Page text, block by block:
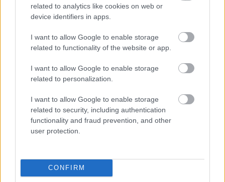
related to analytics like cookies on web or
device identifiers in apps.
I want to allow Google to enable storage
related to functionality of the website or app.
I want to allow Google to enable storage
related to personalization.
I want to allow Google to enable storage
related to security, including authentication
functionality and fraud prevention, and other
user protection.
CONFIRM
Lehet más a munkahelyi menza!
2017. november 14.
A Prezi sokszor előkerül sikersztoriként: magyar
alapítók nemzetközileg elismerést szerzett ötlete; az
ország egyik legmenőbb irodája; a munkahely, ahol
nem számít, ha reggel késel; ja igen, és egyébként
ingyen kaját kapsz, ha ott dolgozol. Nem is
akármilyet! A Prezi az egyetlen menza, amely…